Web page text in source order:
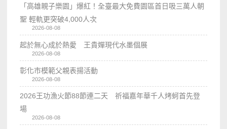
「高雄親子樂園」爆紅！全臺最大免費園區首日吸三萬人朝
聖 輕軌更突破4,000人次
2026-08-08
起於無心成於熱愛 王貴嬋現代水墨個展
2026-08-08
彰化市模範父親表揚活動
2026-08-08
2026王功漁火節88節連二天 祈福嘉年華千人烤蚵首先登
場
2026-08-08